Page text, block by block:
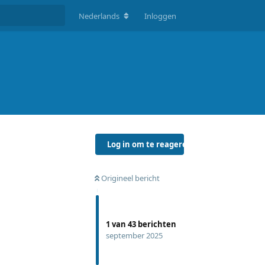
Nederlands Inloggen
Log in om te reageren
Origineel bericht
1 van 43 berichten
september 2025